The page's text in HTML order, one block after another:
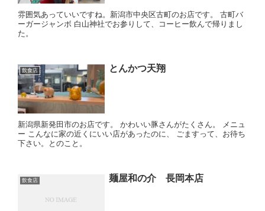
雰囲気あっていいですね。新潟市中央区古町のお店です。 古町バ
ーガージャンボ 白山神社でお参りして、コーヒー飲んで帰りまし
た。
飲食店 とんかつ天翔
新潟県新発田市のお店です。 かわいい豚さんがたくさん。 メニュ
ー こんなに家の近くにいい店があったのに、 ごますって、お待ち
下さい。とのこと。
飲食店 麺屋和の介 長岡本店